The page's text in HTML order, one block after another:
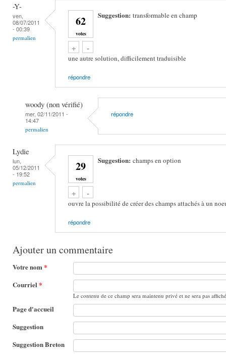
-Y-
ven,
08/07/2011
- 00:39
permalien
62
votes
+
Vote up!-
Vote down!
Suggestion:transformable en champ
une autre solution, difficilement traduisible
répondre
woody (non vérifié)
mer, 02/11/2011 -
14:47
permalien
répondre
Lydie
lun,
05/12/2011
- 19:52
permalien
29
votes
+
Vote up!-
Vote down!
Suggestion:champs en option
ouvre la possibilité de créer des champs attachés à un
répondre
Ajouter un commentaire
Votre nom*
Courriel *
Le contenu de ce champ sera maintenu privé et ne sera pas
Page d'accueil
Suggestion
Suggestion Breton